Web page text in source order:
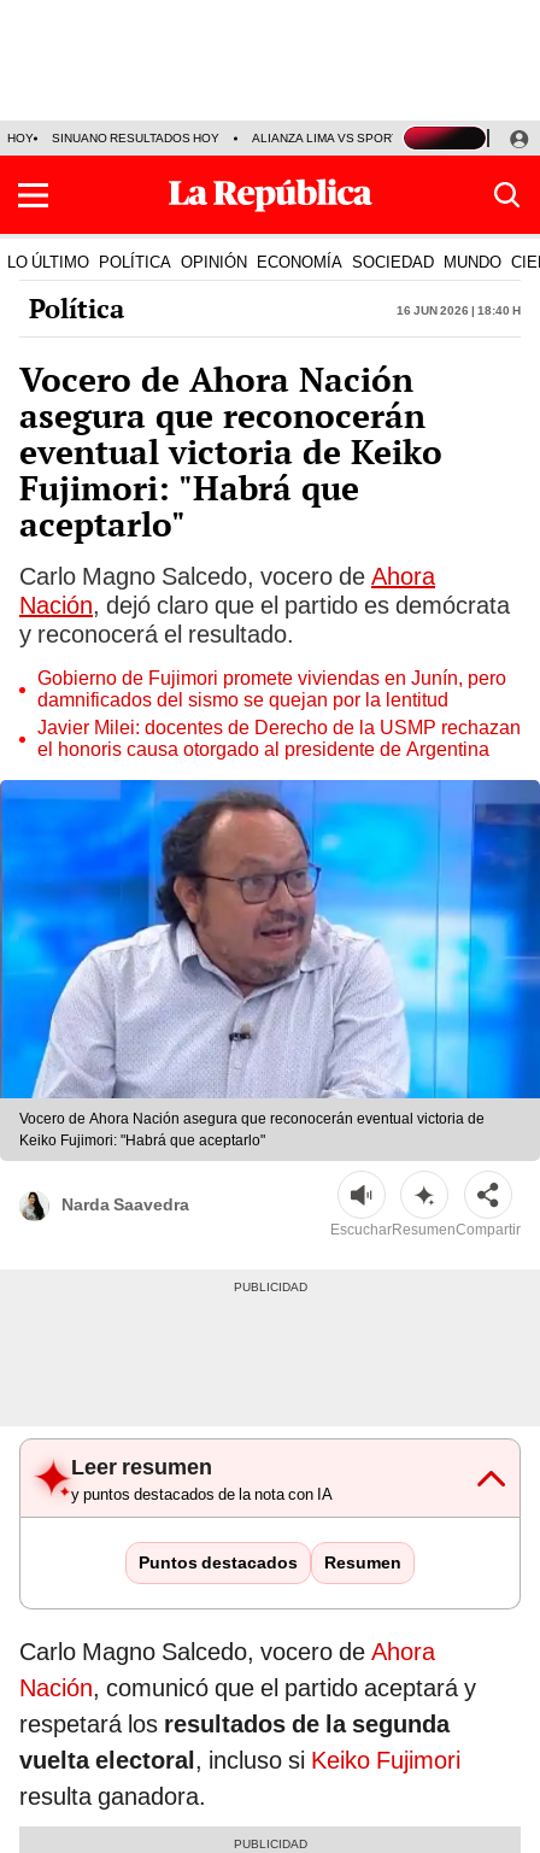
HOY SINUANO RESULTADOS HOY ALIANZA LIMA VS SPORT BOYS JORGE
LO ÚLTIMO POLÍTICA OPINIÓN ECONOMÍA SOCIEDAD MUNDO
Política 16 Jun 2026 | 18:40 h
Vocero de Ahora Nación
asegura que reconocerán
eventual victoria de Keiko
Fujimori: "Habrá que
aceptarlo"
Carlo Magno Salcedo, vocero de Ahora
Nación, dejó claro que el partido es demócrata
y reconocerá el resultado.
Gobierno de Fujimori promete viviendas en Junín, pero
damnificados del sismo se quejan por la lentitud
Javier Milei: docentes de Derecho de la USMP rechazan
el honoris causa otorgado al presidente de Argentina
Vocero de Ahora Nación asegura que reconocerán eventual victoria de
Keiko Fujimori: "Habrá que aceptarlo"
Narda Saavedra
EscucharResumenCompartir
Leer resumen
y puntos destacados de la nota con IA
Puntos destacados Resumen
Carlo Magno Salcedo, vocero de Ahora
Nación, comunicó que el partido aceptará y
respetará los resultados de la segunda
vuelta electoral, incluso si Keiko Fujimori
resulta ganadora.